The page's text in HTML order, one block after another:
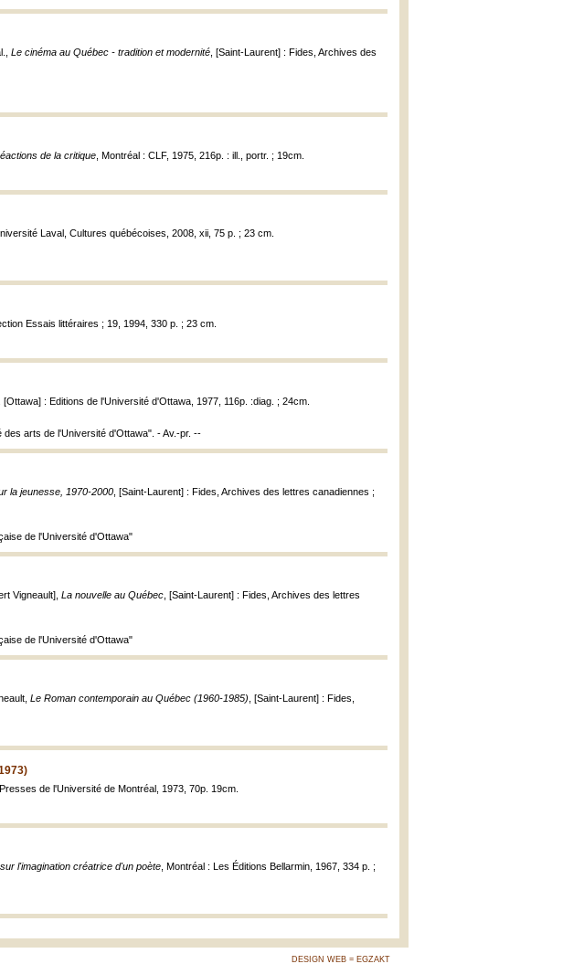
Le cinéma au Québec - tradition et modernité , [Saint-Laurent] : Fides, Archives des
de la critique , Montréal : CLF, 1975, 216p. : ill., portr. ; 19cm.
Laval, Cultures québécoises, 2008, xii, 75 p. ; 23 cm.
Essais littéraires ; 19, 1994, 330 p. ; 23 cm.
, [Ottawa] : Editions de l'Université d'Ottawa, 1977, 116p. :diag. ; 24cm.
arts de l'Université d'Ottawa". - Av.-pr. --
la jeunesse, 1970-2000 , [Saint-Laurent] : Fides, Archives des lettres canadiennes ;
de l'Université d'Ottawa"
Vigneault], La nouvelle au Québec , [Saint-Laurent] : Fides, Archives des lettres
de l'Université d'Ottawa"
Le Roman contemporain au Québec (1960-1985) , [Saint-Laurent] : Fides,
Presses de l'Université de Montréal, 1973, 70p. 19cm.
l'imagination créatrice d'un poète , Montréal : Les Éditions Bellarmin, 1967, 334 p. ;
DESIGN WEB = EGZAKT